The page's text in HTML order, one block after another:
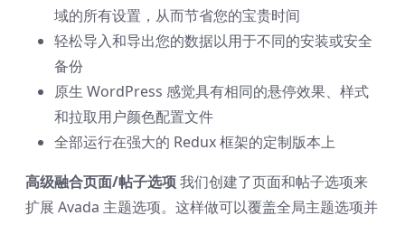
域的所有设置，从而节省您的宝贵时间
轻松导入和导出您的数据以用于不同的安装或安全
备份
原生 WordPress 感觉具有相同的悬停效果、样式
和拉取用户颜色配置文件
全部运行在强大的 Redux 框架的定制版本上
高级融合页面/帖子选项我们创建了页面和帖子选项来
扩展 Avada 主题选项。这样做可以覆盖全局主题选项并